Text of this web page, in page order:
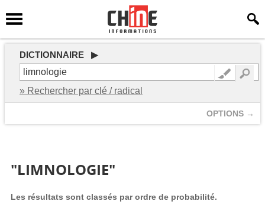
DICTIONNAIRE ▶
» Rechercher par clé / radical
OPTIONS →
"LIMNOLOGIE"
Les résultats sont classés par ordre de probabilité.